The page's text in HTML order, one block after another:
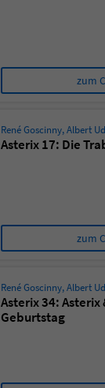
zum
René Goscinny,Albert
Asterix 17: Die
zum
René Goscinny,Albert
Asterix 34:
Geburtstag